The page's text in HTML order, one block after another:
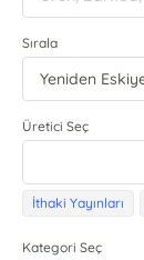
Sırala
Üretici Seç
İthaki Yayınları
Kategori Seç